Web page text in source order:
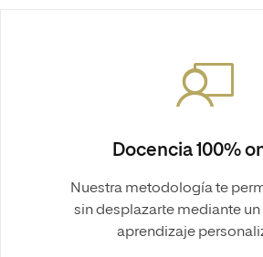
Docencia 100%
Nuestra metodología te
sin desplazarte mediante
aprendizaje